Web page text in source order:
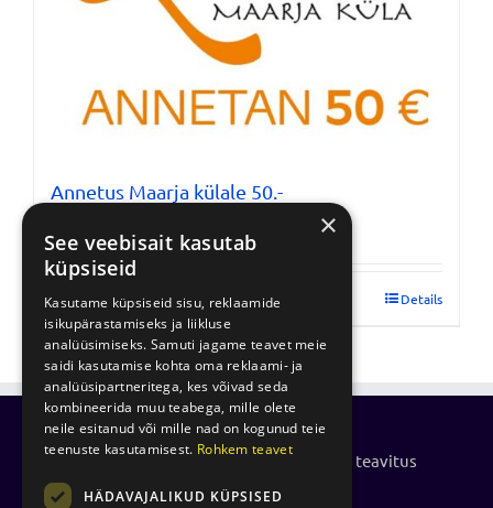
Annetus Maarja külale 50.-
Lisa korvi Details
Küpsiste kasutamise- ja privaatsuspoliitika teavitus
Isikuandmete töötlemise põhimõtted
×
See veebisait kasutab
küpsiseid
Kasutame küpsiseid sisu, reklaamide
isikupärastamiseks ja liikluse
analüüsimiseks. Samuti jagame teavet meie
saidi kasutamise kohta oma reklaami- ja
analüüsipartneritega, kes võivad seda
kombineerida muu teabega, mille olete
neile esitanud või mille nad on kogunud teie
teenuste kasutamisest. Rohkem teavet
HÄDAVAJALIKUD KÜPSISED